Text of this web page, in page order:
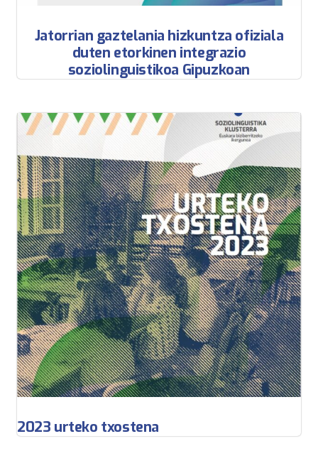
Jatorrian gaztelania hizkuntza ofiziala
duten etorkinen integrazio
soziolinguistikoa Gipuzkoan
2023 urteko txostena